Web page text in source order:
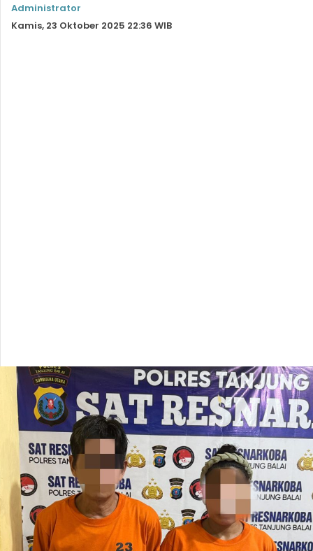
Administrator
Kamis, 23 Oktober 2025 22:36 WIB